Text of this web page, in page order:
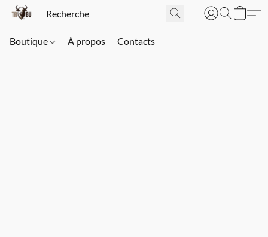
Boutique À propos Contacts